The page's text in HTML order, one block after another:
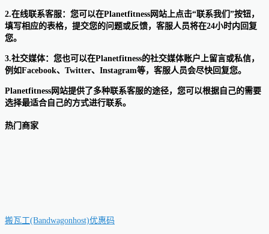
2.在线联系客服：您可以在Planetfitness网站上点击“联系我们”按钮，
填写相应的表格，提交您的问题或反馈，客服人员将在24小时内回复
您。
3.社交媒体：您也可以在Planetfitness的社交媒体账户上留言或私信，
例如Facebook、Twitter、Instagram等，客服人员会尽快回复您。
Planetfitness网站提供了多种联系客服的途径，您可以根据自己的需要
选择最适合自己的方式进行联系。
热门商家
搬瓦工(Bandwagonhost)优惠码